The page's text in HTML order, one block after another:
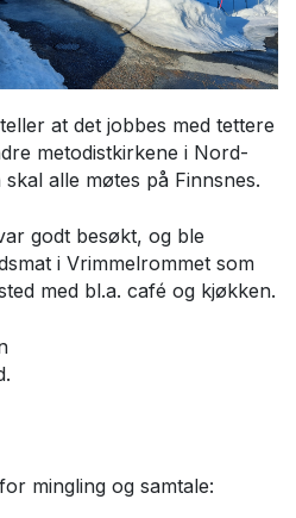
at det jobbes med tettere
metodistkirkene i Nord-
alle møtes på Finnsnes.
godt besøkt, og ble
i Vrimmelrommet som
med bl.a. café og kjøkken.
mingling og samtale: